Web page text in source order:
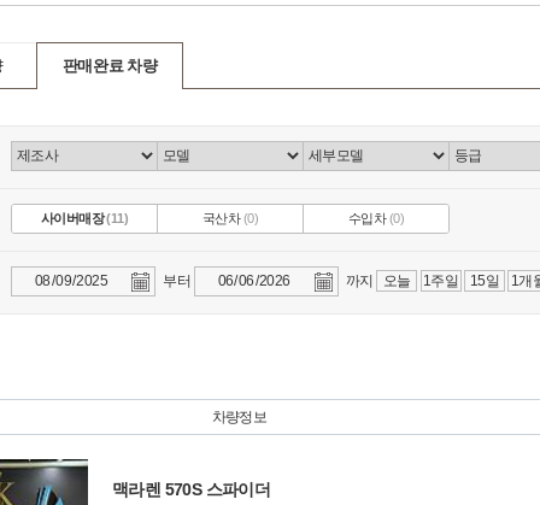
판매완료 차량
사이버매장(11) 국산차(0) 수입차(0)
부터 까지 오늘 1주일 15일 1개
차량정보
맥라렌 570S 스파이더